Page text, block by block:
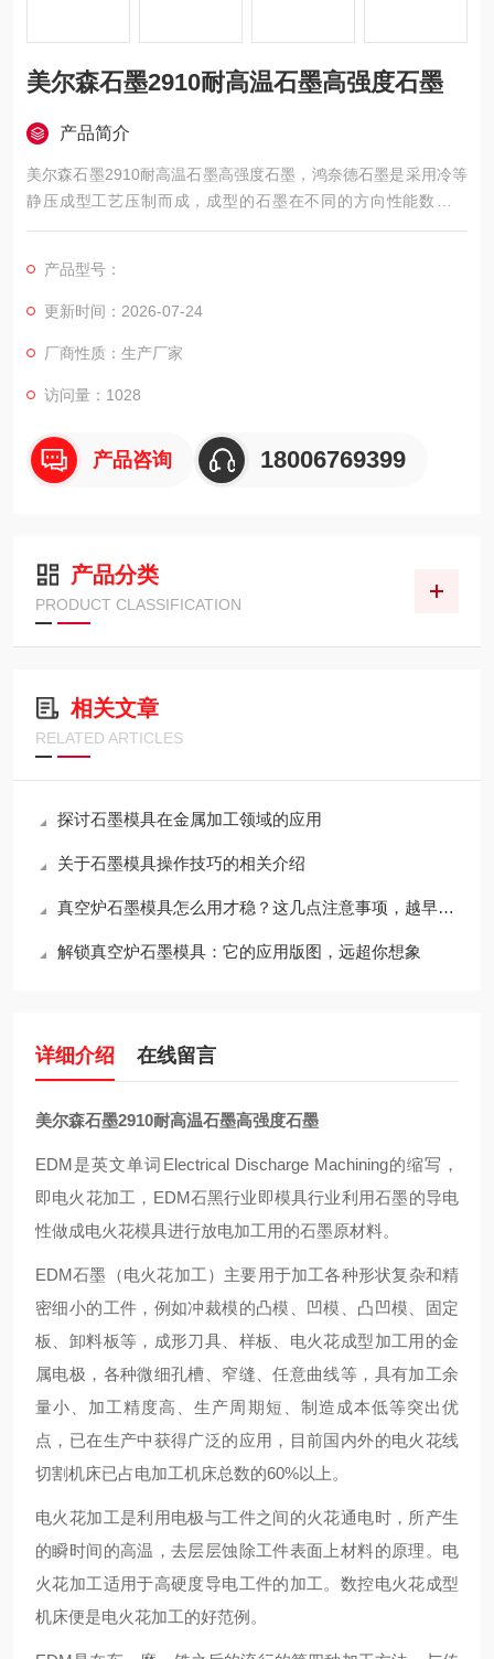
美尔森石墨2910耐高温石墨高强度石墨
产品简介
美尔森石墨2910耐高温石墨高强度石墨，鸿奈德石墨是采用冷等
静压成型工艺压制而成，成型的石墨在不同的方向性能数值相
同。它具有一系列的优良特性，从而使它与当今高新技术，国防
产品型号：
更新时间：2026-07-24
厂商性质：生产厂家
访问量：1028
产品咨询 18006769399
产品分类
PRODUCT CLASSIFICATION
相关文章
RELATED ARTICLES
探讨石墨模具在金属加工领域的应用
关于石墨模具操作技巧的相关介绍
真空炉石墨模具怎么用才稳？这几点注意事项，越早知道越省心
解锁真空炉石墨模具：它的应用版图，远超你想象
详细介绍 在线留言
美尔森石墨2910耐高温石墨高强度石墨
EDM是英文单词Electrical Discharge Machining的缩写，
即电火花加工，EDM石黑行业即模具行业利用石墨的导电
性做成电火花模具进行放电加工用的石墨原材料。
EDM石墨（电火花加工）主要用于加工各种形状复杂和精
密细小的工件，例如冲裁模的凸模、凹模、凸凹模、固定
板、卸料板等，成形刀具、样板、电火花成型加工用的金
属电极，各种微细孔槽、窄缝、任意曲线等，具有加工余
量小、加工精度高、生产周期短、制造成本低等突出优
点，已在生产中获得广泛的应用，目前国内外的电火花线
切割机床已占电加工机床总数的60%以上。
电火花加工是利用电极与工件之间的火花通电时，所产生
的瞬时间的高温，去层层蚀除工件表面上材料的原理。电
火花加工适用于高硬度导电工件的加工。数控电火花成型
机床便是电火花加工的好范例。